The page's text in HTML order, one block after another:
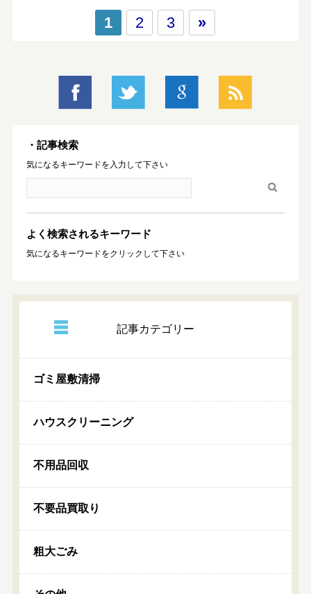
1 2 3 »
・記事検索
気になるキーワードを入力して下さい
よく検索されるキーワード
気になるキーワードをクリックして下さい
記事カテゴリー
ゴミ屋敷清掃
ハウスクリーニング
不用品回収
不要品買取り
粗大ごみ